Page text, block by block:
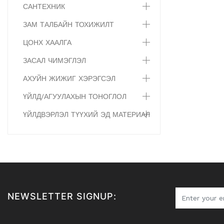
САНТЕХНИК
ЗАМ ТАЛБАЙН ТОХИЖИЛТ
ЦОНХ ХААЛГА
ЗАСАЛ ЧИМЭГЛЭЛ
АХУЙН ЖИЖИГ ХЭРЭГСЭЛ
ҮЙЛД/АГУУЛАХЫН ТОНОГЛОЛ
ҮЙЛДВЭРЛЭЛ ТҮҮХИЙ ЭД МАТЕРИАЛ
NEWSLETTER SIGNUP: